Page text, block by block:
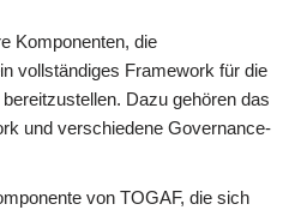
Komponenten, die
vollständiges Framework für die
Dazu gehören das
und verschiedene Governance-
von TOGAF, die sich